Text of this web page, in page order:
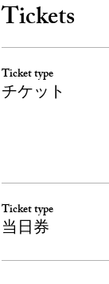
Tickets
Ticket type
チケット
Ticket type
当日券